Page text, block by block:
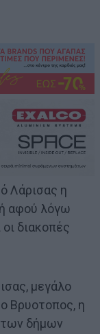
Λάρισας η
αφού λόγω
διακοπές
μεγάλο
Βρυοτοπος, η
των δήμων